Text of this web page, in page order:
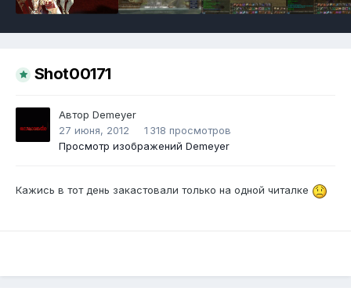
Shot00171
Автор Demeyer
27 июня, 2012
1 318 просмотров
Просмотр изображений Demeyer
Кажись в тот день закастовали только на одной читалке